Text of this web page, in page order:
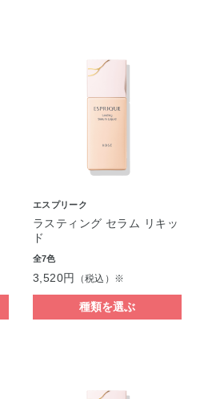
エスプリーク
ラスティング セラム リキッ
ド
全7色
3,520円 （税込）※
種類を選ぶ